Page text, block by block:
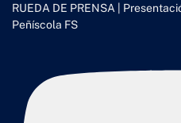
RUEDA DE PRENSA |
Peñíscola FS